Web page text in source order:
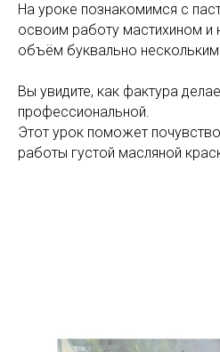
На уроке познакомимся с
освоим работу мастихином и
объём буквально
Вы увидите, как фактура
профессиональной.
Этот урок поможет
работы густой масляной